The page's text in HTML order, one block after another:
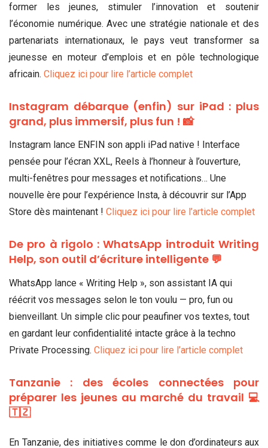
former les jeunes, stimuler l’innovation et soutenir
l’économie numérique. Avec une stratégie nationale et des
partenariats internationaux, le pays veut transformer sa
jeunesse en moteur d’emplois et en pôle technologique
africain. Cliquez ici pour lire l’article complet
Instagram débarque (enfin) sur iPad : plus
grand, plus immersif, plus fun ! 📸
Instagram lance ENFIN son appli iPad native ! Interface
pensée pour l’écran XXL, Reels à l’honneur à l’ouverture,
multi-fenêtres pour messages et notifications… Une
nouvelle ère pour l’expérience Insta, à découvrir sur l’App
Store dès maintenant ! Cliquez ici pour lire l’article complet
De pro à rigolo : WhatsApp introduit Writing
Help, son outil d’écriture intelligente 💬
WhatsApp lance « Writing Help », son assistant IA qui
réécrit vos messages selon le ton voulu — pro, fun ou
bienveillant. Un simple clic pour peaufiner vos textes, tout
en gardant leur confidentialité intacte grâce à la techno
Private Processing. Cliquez ici pour lire l’article complet
Tanzanie : des écoles connectées pour
préparer les jeunes au marché du travail 💻
🇹🇿
En Tanzanie, des initiatives comme le don d’ordinateurs aux